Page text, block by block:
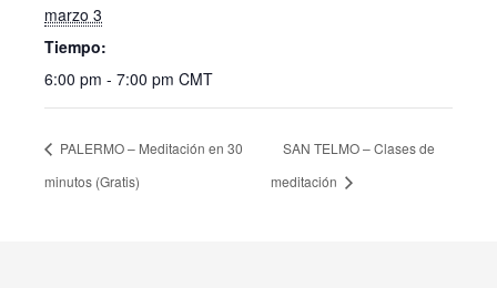
marzo 3
Tiempo:
6:00 pm - 7:00 pm CMT
PALERMO – Meditación en 30
minutos (Gratis)
SAN TELMO – Clases de
meditación